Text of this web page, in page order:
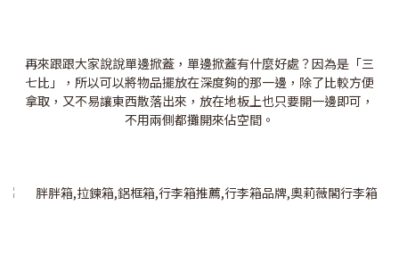
再來跟跟大家說說單邊掀蓋，單邊掀蓋有什麼好處？因為是「三
七比」，所以可以將物品擺放在深度夠的那一邊，除了比較方便
拿取，又不易讓東西散落出來，放在地板上也只要開一邊即可，
不用兩側都攤開來佔空間。